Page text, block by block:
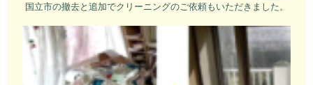
国立市の撤去と追加でクリーニングのご依頼もいただきました。